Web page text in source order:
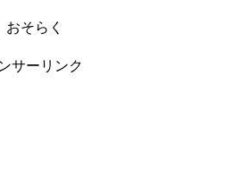
そらく
サーリンク